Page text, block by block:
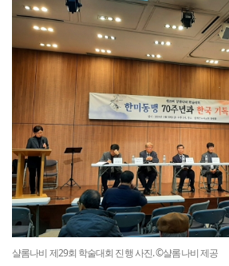
샬롬나비 제29회 학술대회 진행 사진. ©샬롬나비 제공